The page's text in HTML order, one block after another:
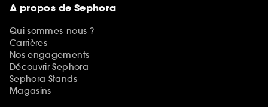
A propos de Sephora
Qui sommes-nous ?
Carrières
Nos engagements
Découvrir Sephora
Sephora Stands
Magasins